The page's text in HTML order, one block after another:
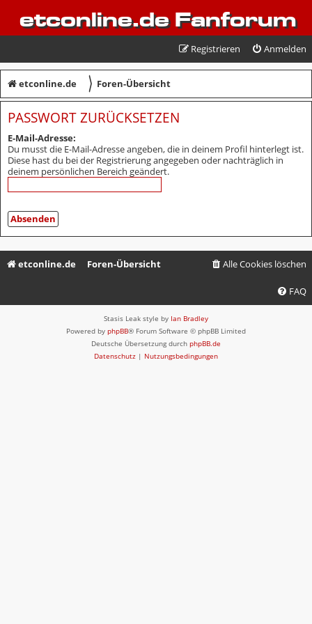
etconline.de Fanforum
Anmelden
Registrieren
etconline.de 〉 Foren-Übersicht
PASSWORT ZURÜCKSETZEN
E-Mail-Adresse:
Du musst die E-Mail-Adresse angeben, die in deinem Profil hinterlegt ist.
Diese hast du bei der Registrierung angegeben oder nachträglich in
deinem persönlichen Bereich geändert.
etconline.de Foren-Übersicht Alle Cookies löschen
FAQ
Stasis Leak style by Ian Bradley
Powered by phpBB® Forum Software © phpBB Limited
Deutsche Übersetzung durch phpBB.de
Datenschutz | Nutzungsbedingungen